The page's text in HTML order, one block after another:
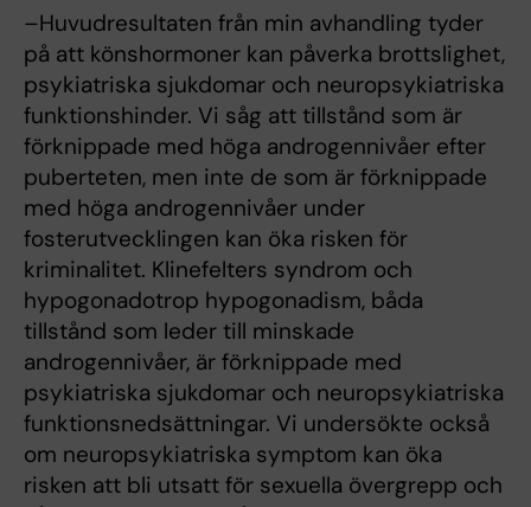
–Huvudresultaten från min avhandling tyder
på att könshormoner kan påverka brottslighet,
psykiatriska sjukdomar och neuropsykiatriska
funktionshinder. Vi såg att tillstånd som är
förknippade med höga androgennivåer efter
puberteten, men inte de som är förknippade
med höga androgennivåer under
fosterutvecklingen kan öka risken för
kriminalitet. Klinefelters syndrom och
hypogonadotrop hypogonadism, båda
tillstånd som leder till minskade
androgennivåer, är förknippade med
psykiatriska sjukdomar och neuropsykiatriska
funktionsnedsättningar. Vi undersökte också
om neuropsykiatriska symptom kan öka
risken att bli utsatt för sexuella övergrepp och